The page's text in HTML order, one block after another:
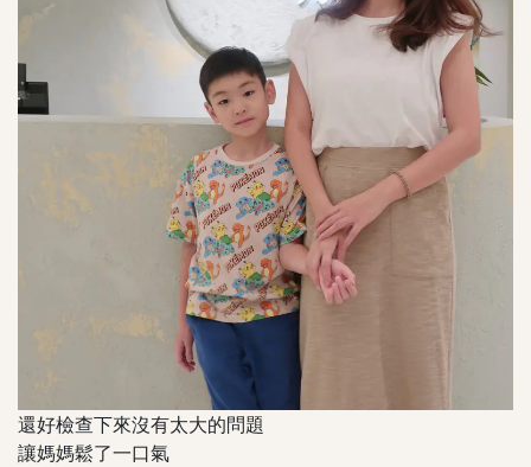
還好檢查下來沒有太大的問題
讓媽媽鬆了一口氣